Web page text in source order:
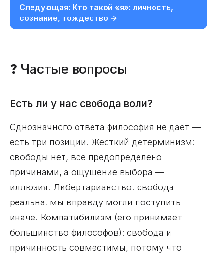
Следующая: Кто такой «я»: личность,
сознание, тождество →
❓ Частые вопросы
Есть ли у нас свобода воли?
Однозначного ответа философия не даёт —
есть три позиции. Жёсткий детерминизм:
свободы нет, всё предопределено
причинами, а ощущение выбора —
иллюзия. Либертарианство: свобода
реальна, мы вправду могли поступить
иначе. Компатибилизм (его принимает
большинство философов): свобода и
причинность совместимы, потому что